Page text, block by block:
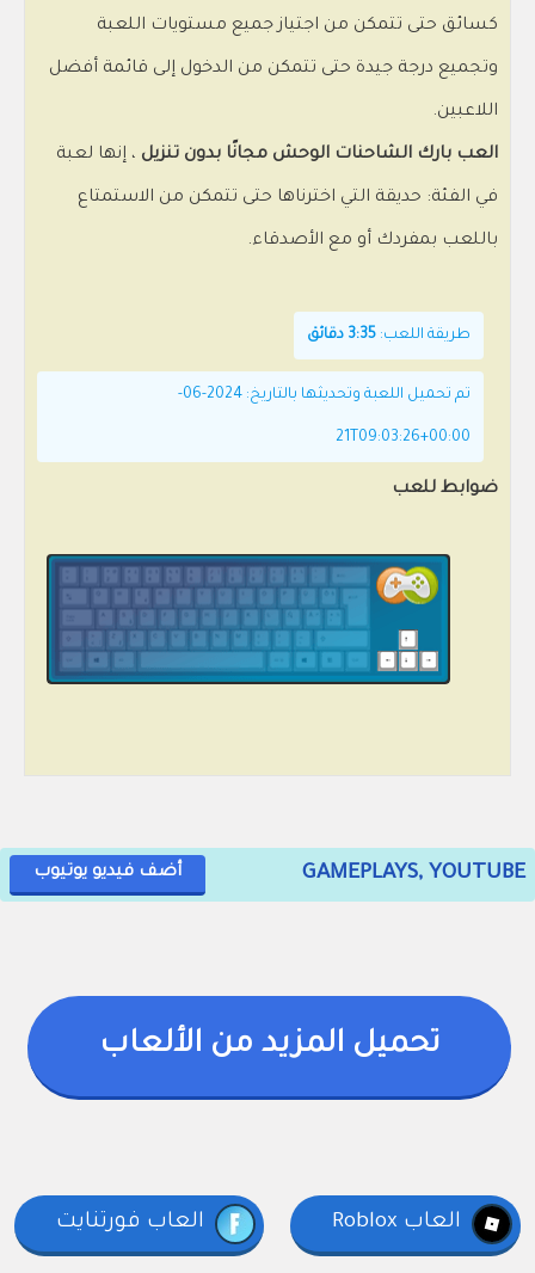
كسائق حتى تتمكن من اجتياز جميع مستويات اللعبة
وتجميع درجة جيدة حتى تتمكن من الدخول إلى قائمة أفضل
اللاعبين.
العب بارك الشاحنات الوحش مجانًا بدون تنزيل ، إنها لعبة
في الفئة: حديقة التي اخترناها حتى تتمكن من الاستمتاع
باللعب بمفردك أو مع الأصدقاء.
طريقة اللعب: 3:35 دقائق
تم تحميل اللعبة وتحديثها بالتاريخ: 2024-06-
21T09:03:26+00:00
ضوابط للعب
GAMEPLAYS, YOUTUBE أضف فيديو يوتيوب
تحميل المزيد من الألعاب
العاب Roblox العاب فورتنايت